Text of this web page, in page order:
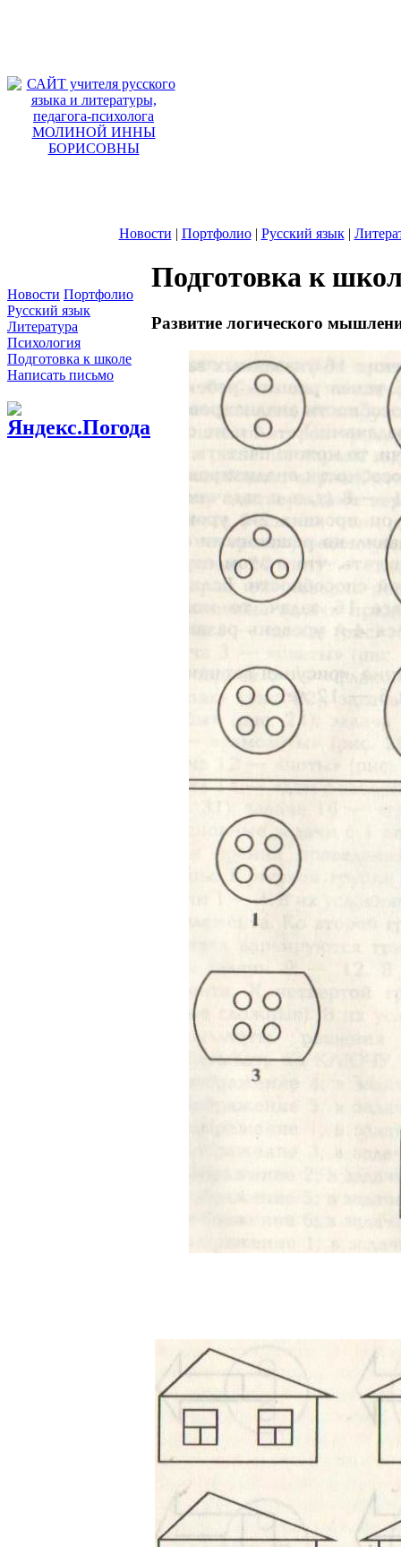
Новости | Портфолио | Русский язык |
Новости Портфолио
Русский язык
Литература
Психология
Подготовка к школе
Написать письмо
Подготовка к
Развитие логического